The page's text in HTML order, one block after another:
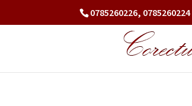
0785260226, 0785260224